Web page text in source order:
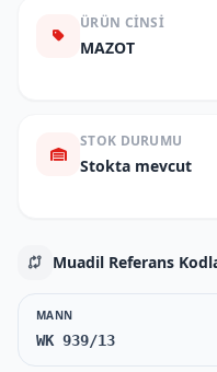
ÜRÜN CINSI
MAZOT
STOK DURUMU
Stokta mevcut
Muadil Referans
MANN
WK 939/13